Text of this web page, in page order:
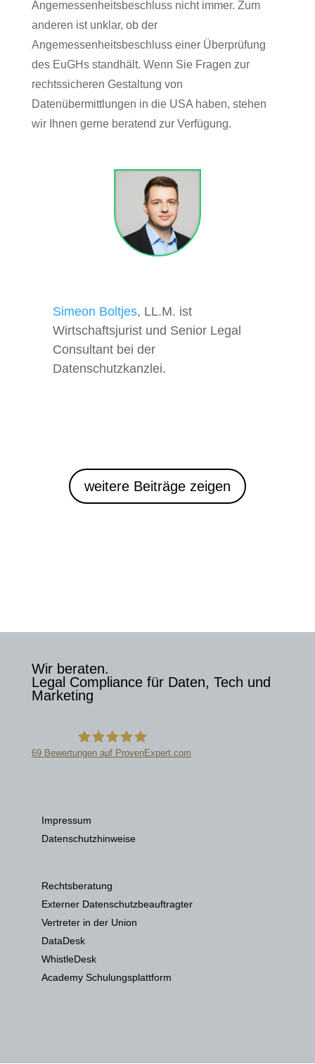
Angemessenheitsbeschluss nicht immer. Zum
anderen ist unklar, ob der
Angemessenheitsbeschluss einer Überprüfung
des EuGHs standhält. Wenn Sie Fragen zur
rechtssicheren Gestaltung von
Datenübermittlungen in die USA haben, stehen
wir Ihnen gerne beratend zur Verfügung.
Simeon Boltjes, LL.M. ist
Wirtschaftsjurist und Senior Legal
Consultant bei der
Datenschutzkanzlei.
weitere Beiträge zeigen
Wir beraten.
Legal Compliance für Daten, Tech und
Marketing
69Bewertungen auf ProvenExpert.com
Impressum
Datenschutzhinweise
Rechtsberatung
Externer Datenschutzbeauftragter
Vertreter in der Union
DataDesk
WhistleDesk
Academy Schulungsplattform